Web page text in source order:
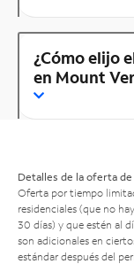
¿Cómo elijo
en Mount
Detalles de la oferta
Oferta por tiempo
residenciales (que no
30 días) y que estén al
son adicionales en
estándar después del